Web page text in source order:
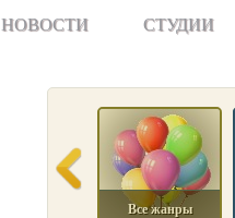
НОВОСТИ СТУДИИ
Все жанры